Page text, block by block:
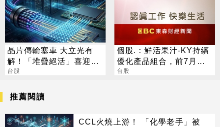
晶片傳輸塞車 大立光有
解！「堆疊絕活」喜迎第
二成長曲線
台股
個股.：鮮活果汁-KY持續
優化產品組合，前7月營
收年增率41.87%、創同
台股
推薦閱讀
CCL火燒上游！ 「化學老手」被